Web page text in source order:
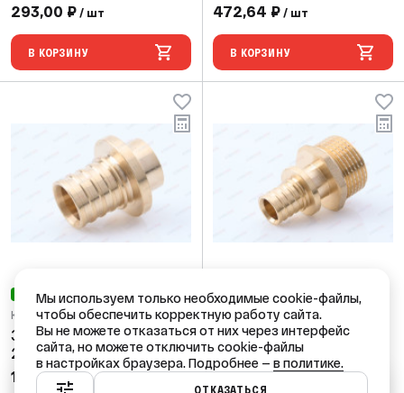
293,00 ₽ / шт
В КОРЗИНУ
472,64 ₽ / шт
В КОРЗИНУ
НОВИНКА
Код: 67030
Заглушка аксиальная
20 TIM (5шт/240ящ)
122,08 ₽ / шт
Код: 26854
Муфта аксиальная 16-
2,2 х 3/4" н TIM
(216/27шт)
Ваш город — Краснодар?
Мы используем только необходимые cookie-файлы,
чтобы обеспечить корректную работу сайта.
Вы не можете отказаться от них через интерфейс
сайта, но можете отключить cookie-файлы
в настройках браузера. Подробнее — в политике.
ОТКАЗАТЬСЯ